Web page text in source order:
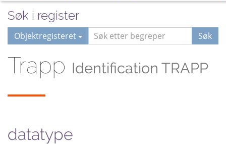
Søk i register
Objektregisteret Søk
Trapp Identification TRAPP
datatype